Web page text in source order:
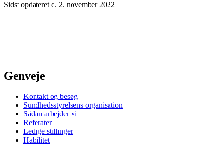
Sidst opdateret d. 2. november 2022
Genveje
Kontakt og besøg
Sundhedsstyrelsens organisation
Sådan arbejder vi
Referater
Ledige stillinger
Habilitet